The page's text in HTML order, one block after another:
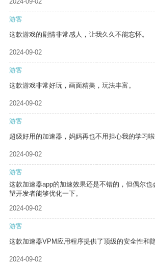
游客
这款游戏的剧情非常感人，让我久久不能忘怀。
2024-09-02
游客
这款游戏非常好玩，画面精美，玩法丰富。
2024-09-02
游客
超级好用的加速器，妈妈再也不用担心我的学习啦
2024-09-02
游客
这款加速器app的加速效果还是不错的，但偶尔
望开发者能够优化一下。
2024-09-02
游客
这款加速器VPM应用程序提供了顶级的安全性和隐
2024-09-02